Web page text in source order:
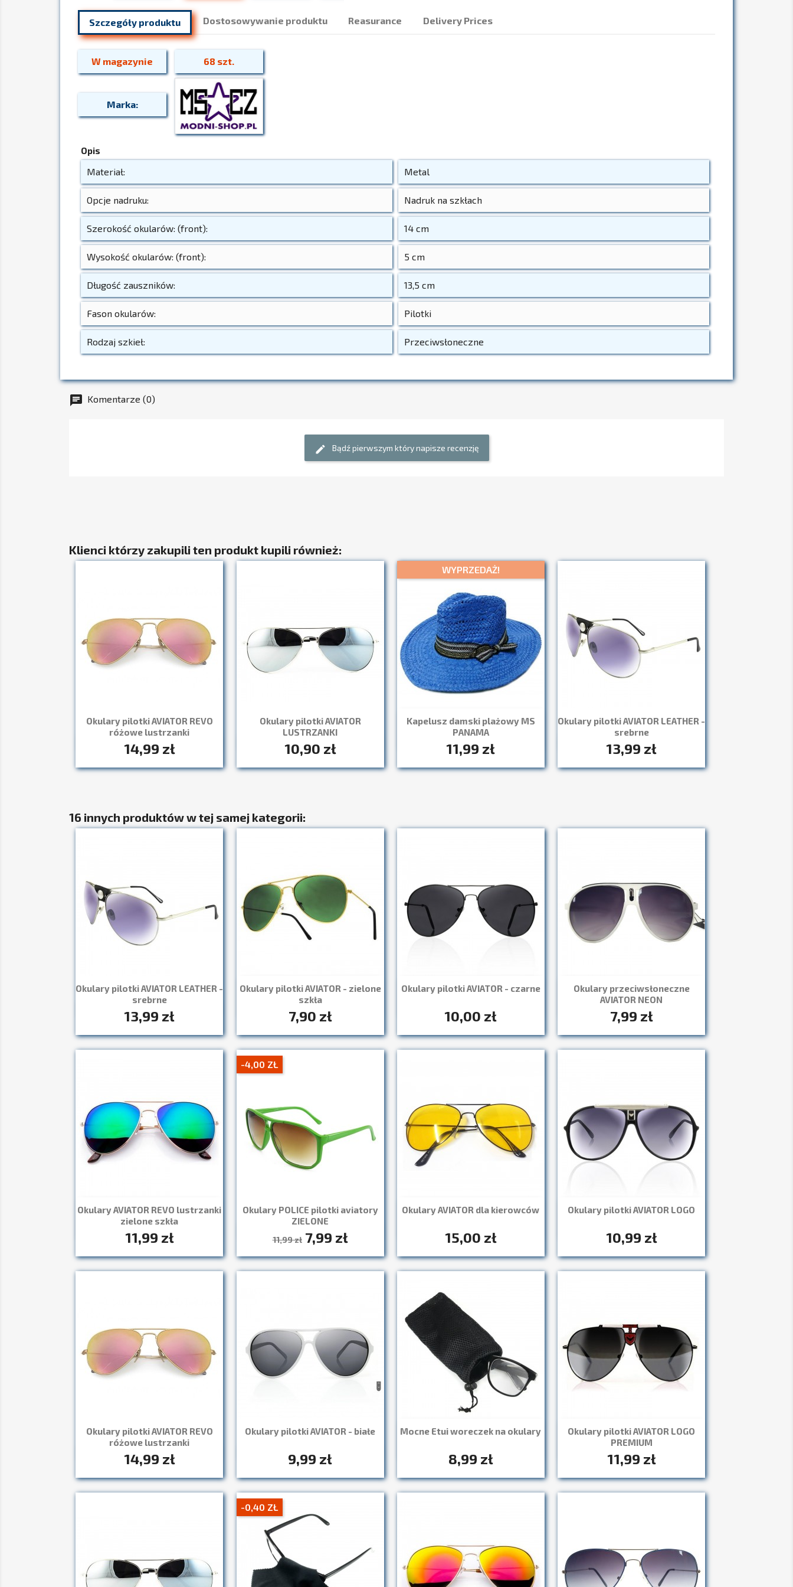
Szczegóły produktu Dostosowywanie produktu Reasurance Delivery Prices
W magazynie 68 szt.
Marka:
Opis
Materiał: Metal
Opcje nadruku: Nadruk na szkłach
Szerokość okularów: (front): 14 cm
Wysokość okularów: (front): 5 cm
Długość zauszników: 13,5 cm
Fason okularów: Pilotki
Rodzaj szkieł: Przeciwsłoneczne
chat Komentarze (0)
edit Bądź pierwszym który napisze recenzję
Klienci którzy zakupili ten produkt kupili również:
Okulary pilotki AVIATOR REVO
różowe lustrzanki
14,99 zł
Szybki podgląd
Okulary pilotki AVIATOR
LUSTRZANKI
10,90 zł
Szybki podgląd
Kapelusz damski plażowy MS
PANAMA
11,99 zł
WYPRZEDAŻ!
Szybki podgląd
Okulary pilotki AVIATOR LEATHER -
srebrne
13,99 zł
Szybki podgląd
16 innych produktów w tej samej kategorii:
Okulary pilotki AVIATOR LEATHER -
srebrne
13,99 zł
Szybki podgląd
Okulary pilotki AVIATOR - zielone
szkła
7,90 zł
Szybki podgląd Okulary pilotki AVIATOR - czarne
10,00 zł
Szybki podgląd
Okulary przeciwsłoneczne
AVIATOR NEON
7,99 zł
Szybki podgląd
Okulary AVIATOR REVO lustrzanki
zielone szkła
11,99 zł
Szybki podgląd
Okulary POLICE pilotki aviatory
ZIELONE
11,99 zł 7,99 zł
-4,00 ZŁ
Szybki podgląd
Okulary AVIATOR dla kierowców
15,00 zł
Szybki podgląd Okulary pilotki AVIATOR LOGO
10,99 zł
Szybki podgląd
Okulary pilotki AVIATOR REVO
różowe lustrzanki
14,99 zł
Szybki podgląd
Okulary pilotki AVIATOR - białe
9,99 zł
Szybki podgląd
Mocne Etui woreczek na okulary
8,99 zł
Szybki podgląd
Okulary pilotki AVIATOR LOGO
PREMIUM
11,99 zł
Szybki podgląd
-0,40 ZŁ